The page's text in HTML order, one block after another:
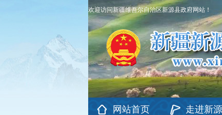
欢迎访问新疆维吾尔自治区新源县政府网站！
网站首页 走进新源